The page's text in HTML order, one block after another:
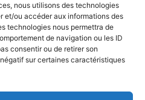
nous utilisons des technologies
et/ou accéder aux informations des
technologies nous permettra de
de navigation ou les ID
consentir ou de retirer son
sur certaines caractéristiques
National Populaire et
CinéVox avait reçu Gérard
salles servant delieu de
De plus, jusqu’en
également le